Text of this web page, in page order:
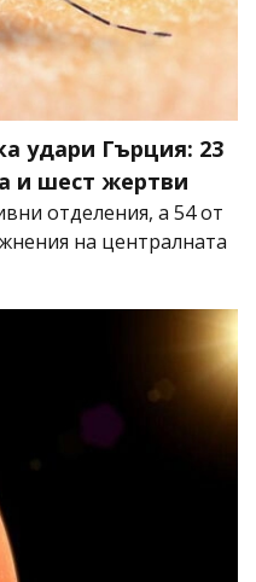
удари Гърция: 23
и шест жертви
отделения, а 54 от
на централната